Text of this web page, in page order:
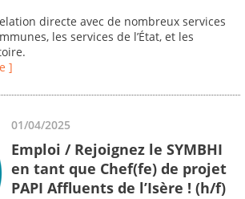
directe avec de nombreux services
les services de l’État, et les
]
01/04/2025
Emploi / Rejoignez le SYMBHI
en tant que Chef(fe) de projet
PAPI Affluents de l’Isère ! (h/f)